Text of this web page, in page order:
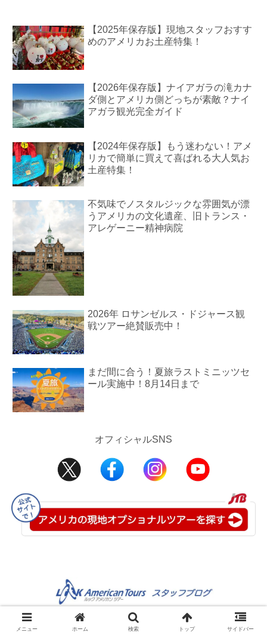
【2025年保存版】現地スタッフおすす
めのアメリカお土産特集！
【2026年保存版】ナイアガラの滝カナ
ダ側とアメリカ側どっちが素敵？ナイ
アガラ観光完全ガイド
【2024年保存版】もう迷わない！アメ
リカで簡単に買えて喜ばれる大人気お
土産特集！
不気味でノスタルジックな雰囲気が漂
うアメリカの文化遺産、旧トランス・
アレゲーニー精神病院
2026年 ロサンゼルス・ドジャース観
戦ツアー絶賛販売中！
まだ間に合う！夏旅ラストミニッツセ
ール実施中！8月14日まで
オフィシャルSNS
©2008-2025 JTB USA Inc.
メニュー ホーム 検索 トップ サイドバー